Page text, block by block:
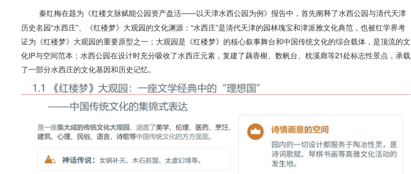
秦红梅在题为《红楼文脉赋能公园资产盘活——以天津水西公园为例》报告中，首先阐释了水西公园与清代天津
历史名园“水西庄”、《红楼梦》大观园的文化渊源：“水西庄”是清代天津的园林瑰宝和津派雅文化典范，也被红学界考
证为《红楼梦》大观园的重要原型之一；大观园是《红楼梦》的核心叙事舞台和中国传统文化的综合载体，是顶流的文
化IP与空间范本；水西公园在设计时充分吸收了水西庄元素，复建了藕香榭、数帆台、枕溪廊等21处标志性景点，承载
了一部分水西庄的文化基因和历史记忆。